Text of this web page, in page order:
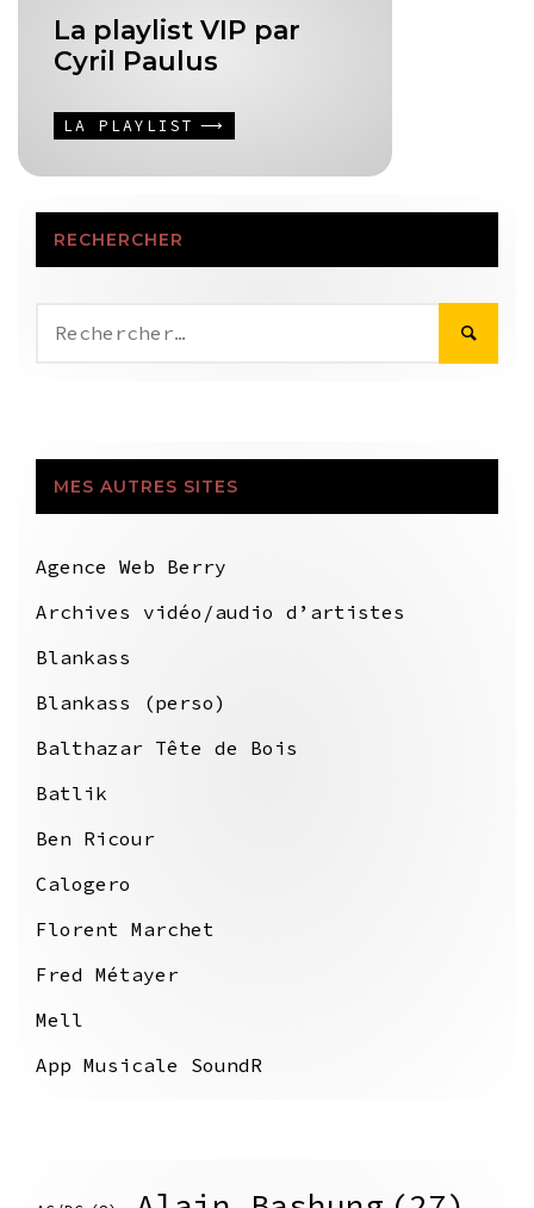
La playlist VIP par
Cyril Paulus
LA PLAYLIST
RECHERCHER
MES AUTRES SITES
Agence Web Berry
Archives vidéo/audio d’artistes
Blankass
Blankass (perso)
Balthazar Tête de Bois
Batlik
Ben Ricour
Calogero
Florent Marchet
Fred Métayer
Mell
App Musicale SoundR